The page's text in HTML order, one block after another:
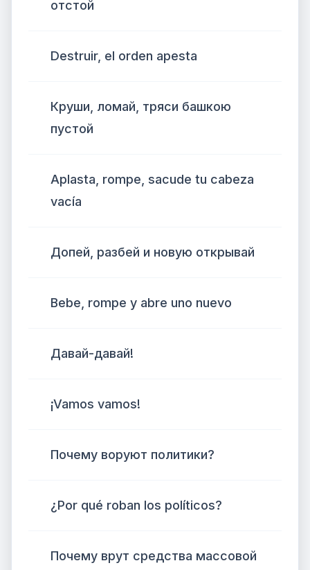
отстой
Destruir, el orden apesta
Круши, ломай, тряси башкою
пустой
Aplasta, rompe, sacude tu cabeza
vacía
Допей, разбей и новую открывай
Bebe, rompe y abre uno nuevo
Давай-давай!
¡Vamos vamos!
Почему воруют политики?
¿Por qué roban los políticos?
Почему врут средства массовой